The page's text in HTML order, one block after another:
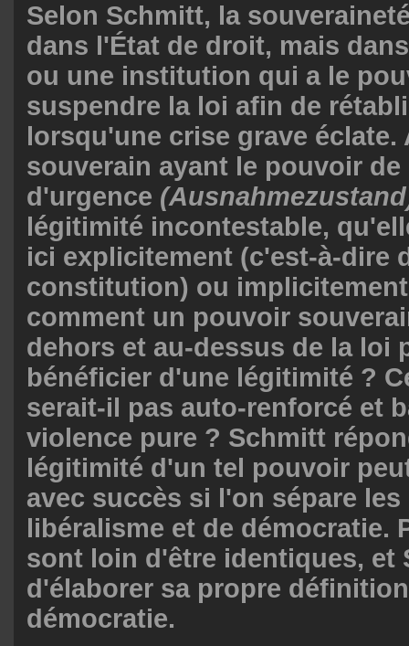
Selon Schmitt, la
dans l'État de droit, mais
ou une institution qui a le
suspendre la loi afin de
lorsqu'une crise grave éclate.
souverain ayant le pouvoir
d'urgence
légitimité incontestable,
ici explicitement (c'est-à-dire
constitution) ou
comment un pouvoir
dehors et au-dessus de la loi
bénéficier d'une légitimité ?
serait-il pas auto-renforcé et
violence pure ? Schmitt
légitimité d'un tel pouvoir
avec succès si l'on sépare
libéralisme et de démocratie.
sont loin d'être identiques, et
d'élaborer sa propre
démocratie.